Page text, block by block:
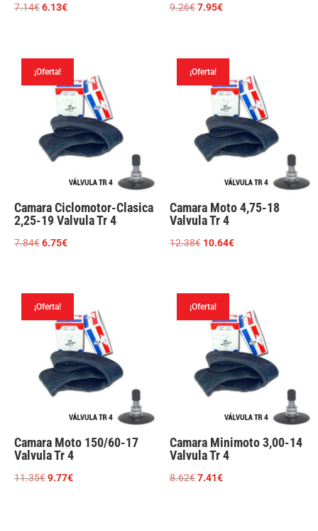
7.14€El
era:
6.13€El
es:
6.13€.
9.26€El
era:
7.95€El
es:
7.95€.
¡Oferta!
Camara Ciclomotor-Clasica
2,25-19 Valvula Tr 4
7.84€El
6.75€El
6.75€.
¡Oferta!
Camara Moto 4,75-18
Valvula Tr 4
12.38€ El
12.38€.
10.64€El
10.64€.
¡Oferta!
Camara Moto 150/60-17
Valvula Tr 4
11.35€El
9.77€El
¡Oferta!
Camara Minimoto 3,00-14
Valvula Tr 4
8.62€El
7.41€El